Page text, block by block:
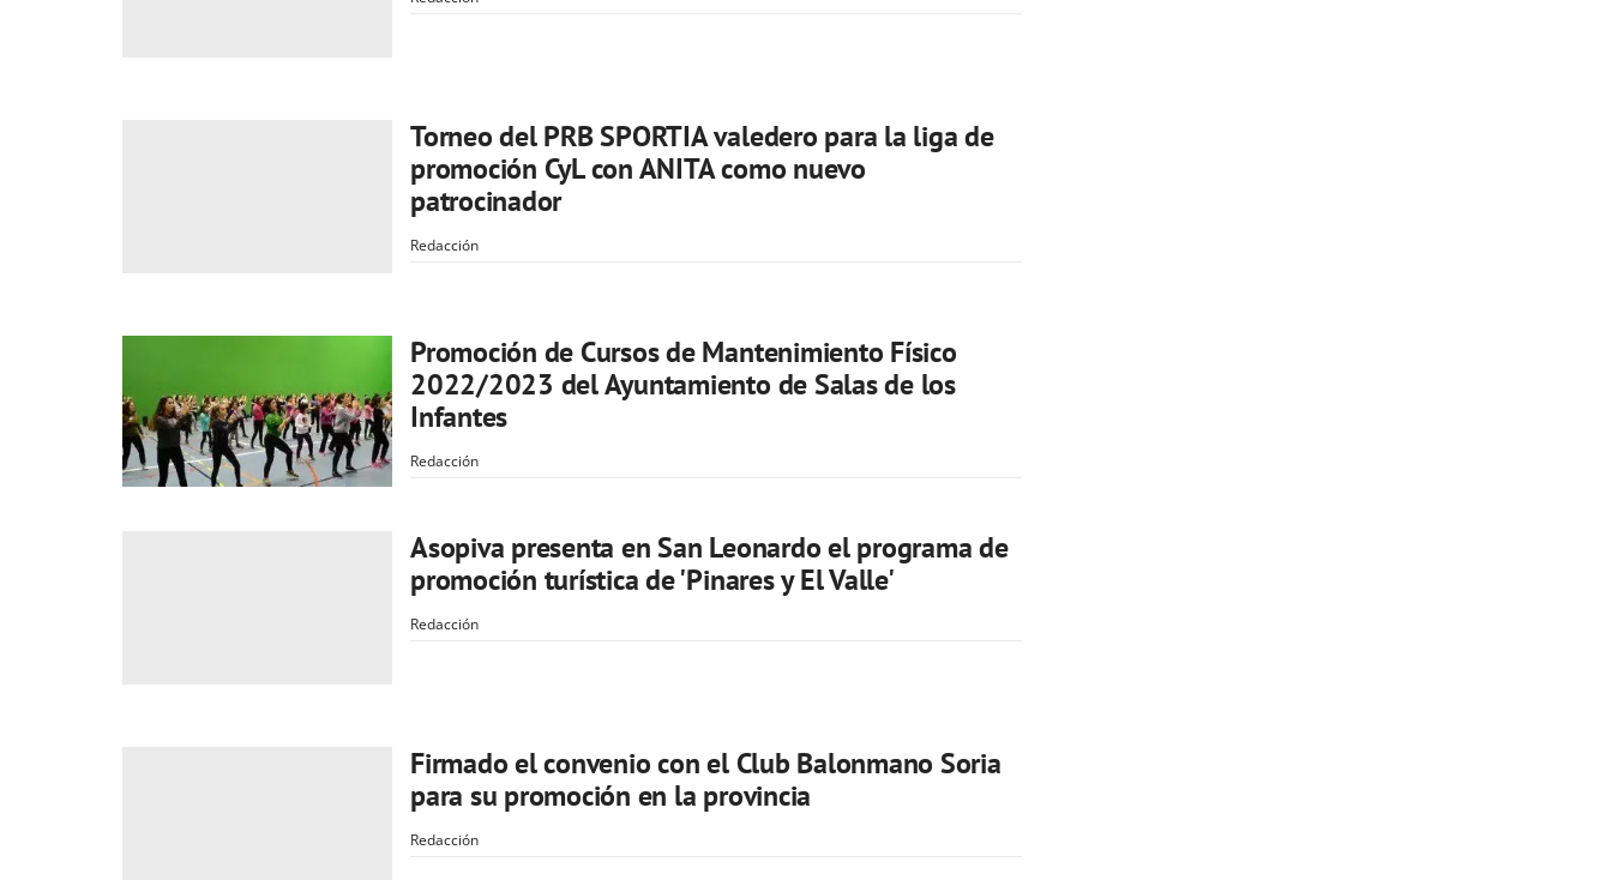
Torneo del PRB SPORTIA valedero para la liga de
promoción CyL con ANITA como nuevo
patrocinador
Redacción
Promoción de Cursos de Mantenimiento Físico
2022/2023 del Ayuntamiento de Salas de los
Infantes
Redacción
Asopiva presenta en San Leonardo el programa de
promoción turística de 'Pinares y El Valle'
Redacción
Firmado el convenio con el Club Balonmano Soria
para su promoción en la provincia
Redacción